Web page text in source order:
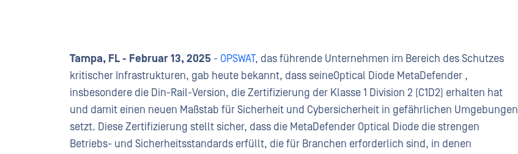
Tampa, FL - Februar 13, 2025 - OPSWAT, das führende Unternehmen im Bereich des Schutzes
kritischer Infrastrukturen, gab heute bekannt, dass seineOptical Diode MetaDefender ,
insbesondere die Din-Rail-Version, die Zertifizierung der Klasse 1 Division 2 (C1D2) erhalten hat
und damit einen neuen Maßstab für Sicherheit und Cybersicherheit in gefährlichen Umgebungen
setzt. Diese Zertifizierung stellt sicher, dass die MetaDefender Optical Diode die strengen
Betriebs- und Sicherheitsstandards erfüllt, die für Branchen erforderlich sind, in denen